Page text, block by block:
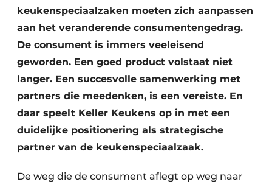
keukenspeciaalzaken moeten zich aanpassen
aan het veranderende consumentengedrag.
De consument is immers veeleisend
geworden. Een goed product volstaat niet
langer. Een succesvolle samenwerking met
partners die meedenken, is een vereiste. En
daar speelt Keller Keukens op in met een
duidelijke positionering als strategische
partner van de keukenspeciaalzaak.
De weg die de consument aflegt op weg naar